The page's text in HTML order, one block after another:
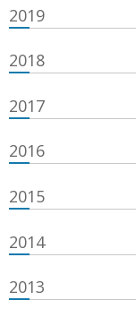
2019
2018
2017
2016
2015
2014
2013